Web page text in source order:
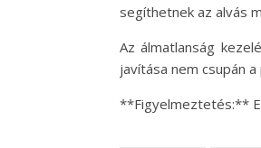
segíthetnek az alvás
Az álmatlanság
javítása nem csupán
**Figyelmeztetés:**